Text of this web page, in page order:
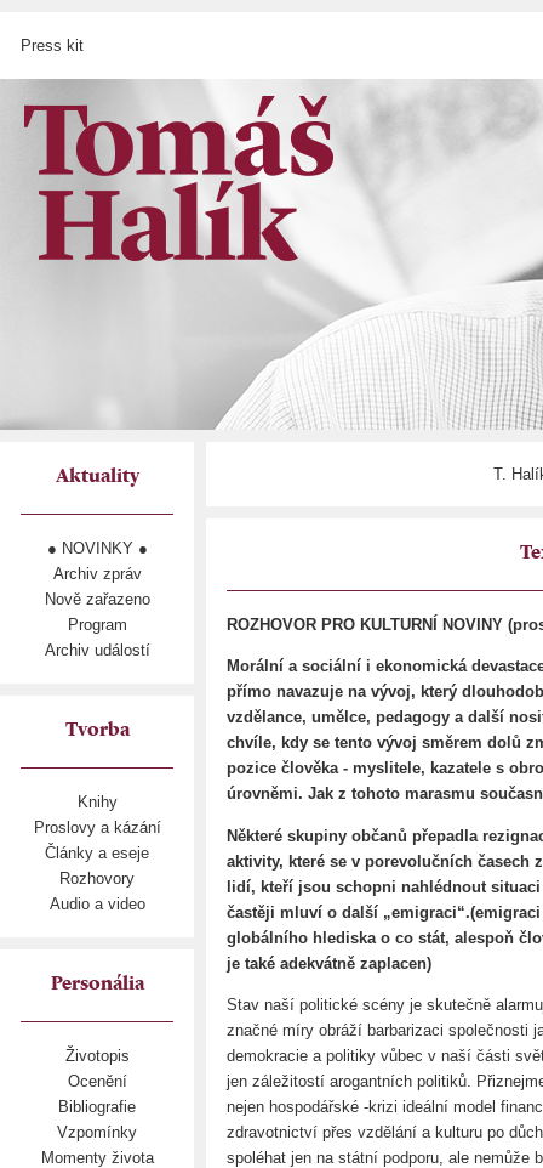
Press kit
Aktuality
● NOVINKY ●
Archiv zpráv
Nově zařazeno
Program
Archiv událostí
Tvorba
Knihy
Proslovy a kázání
Články a eseje
Rozhovory
Audio a video
Personália
Životopis
Ocenění
Bibliografie
Vzpomínky
Momenty života
T.
ROZHOVOR PRO KULTURNÍ NOVINY
Morální a sociální i ekonomická
přímo navazuje na vývoj, který
vzdělance, umělce, pedagogy a další
chvíle, kdy se tento vývoj směrem dolů
pozice člověka - myslitele, kazatele s
úrovněmi. Jak z tohoto marasmu
Některé skupiny občanů přepadla
aktivity, které se v porevolučních časech
lidí, kteří jsou schopni nahlédnout
častěji mluví o další
globálního hlediska o co stát, alespoň
je také adekvátně zaplacen)
Stav naší politické scény je skutečně
značné míry obráží barbarizaci společnosti
demokracie a politiky vůbec v naší části
jen záležitostí arogantních politiků.
nejen hospodářské -krizi ideální model
zdravotnictví přes vzdělání a kulturu po
spoléhat jen na státní podporu, ale nemůže